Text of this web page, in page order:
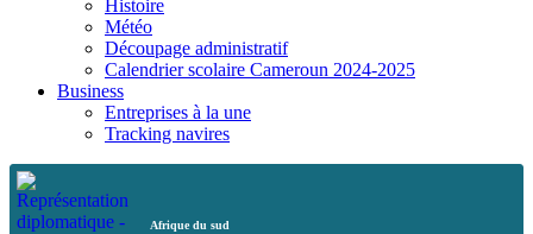
Histoire
Météo
Découpage administratif
Calendrier scolaire Cameroun 2024-2025
Business
Entreprises à la une
Tracking navires
Afrique du sud